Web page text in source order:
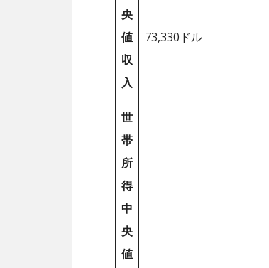
央
値
収
入
73,330ドル
世
帯
所
得
中
央
値